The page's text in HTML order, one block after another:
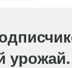
урожай.